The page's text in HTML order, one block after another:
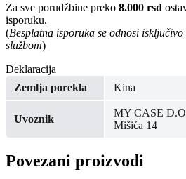
Za sve porudžbine preko 8.000 rsd
isporuku.
(Besplatna isporuka se odnosi
službom)
Deklaracija
Zemlja porekla
Kina
Uvoznik
MY CASE
Mišića 14
Povezani proizvodi